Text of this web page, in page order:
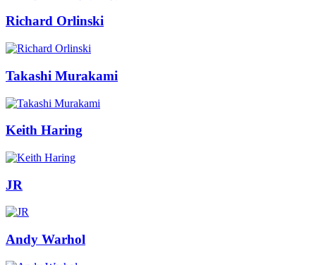
Richard Orlinski
Takashi Murakami
Keith Haring
JR
Andy Warhol